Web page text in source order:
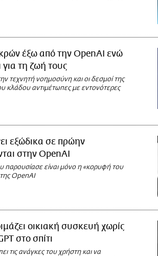
έξω από την OpenAI ενώ
τη ζωή τους
τεχνητή νοημοσύνη και οι δεσμοί της
κλάδου αντιμέτωπες με εντονότερες
εξώδικα σε πρώην
στην OpenAI
παρουσίασε είναι μόνο η «κορυφή του
OpenAI
οικιακή συσκευή χωρίς
στο σπίτι
τις ανάγκες του χρήστη και να